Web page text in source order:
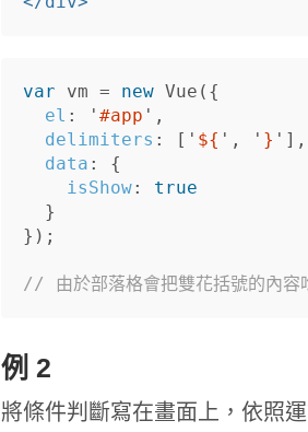
var vm = new Vue ({
el : ' #app ' ,
delimiters : [ ' ${ ' , ' } ' ],
data :
{
isShow:
true
}
});
// 由於部落格會把雙花括號的內
例 2
將條件判斷寫在畫面上，依照